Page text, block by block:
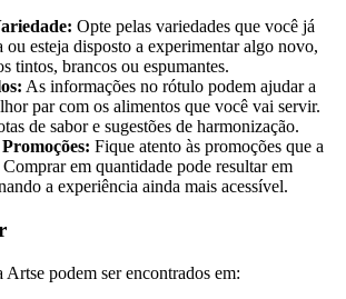
Opte pelas variedades que você já
ou esteja disposto a experimentar algo novo,
tintos, brancos ou espumantes.
As informações no rótulo podem ajudar a
par com os alimentos que você vai servir.
de sabor e sugestões de harmonização.
Fique atento às promoções que a
em quantidade pode resultar em
a experiência ainda mais acessível.
podem ser encontrados em: